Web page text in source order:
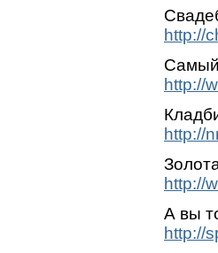
http://
Самый
http://
http://
http://
А вы
http://